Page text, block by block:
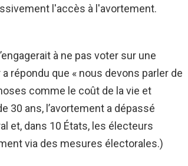
l'accès à l'avortement.
à ne pas voter sur une
répondu que « nous devons parler de
comme le coût de la vie et
30 ans, l’avortement a dépassé
et, dans 10 États, les électeurs
via des mesures électorales.)